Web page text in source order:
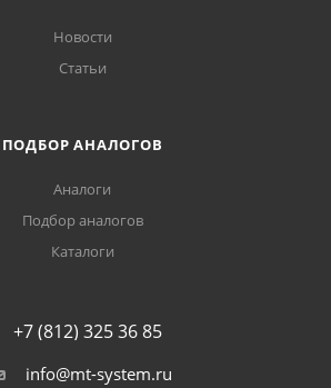
Новости
Статьи
ПОДБОР АНАЛОГОВ
Аналоги
Подбор аналогов
Каталоги
+7 (812) 325 36 85
info@mt-system.ru